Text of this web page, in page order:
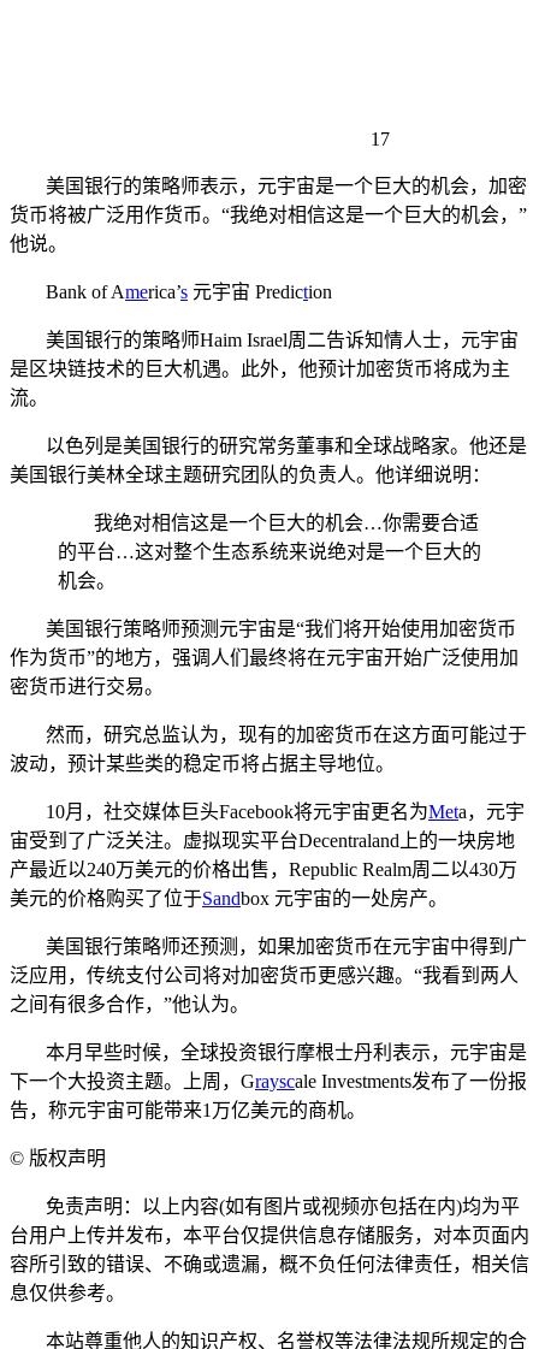
17
美国银行的策略师表示，元宇宙是一个巨大的机会，加密
货币将被广泛用作货币。“我绝对相信这是一个巨大的机会，”
他说。
Bank of America’s 元宇宙 Prediction
美国银行的策略师Haim Israel周二告诉知情人士，元宇宙
是区块链技术的巨大机遇。此外，他预计加密货币将成为主
流。
以色列是美国银行的研究常务董事和全球战略家。他还是
美国银行美林全球主题研究团队的负责人。他详细说明：
我绝对相信这是一个巨大的机会…你需要合适
的平台…这对整个生态系统来说绝对是一个巨大的
机会。
美国银行策略师预测元宇宙是“我们将开始使用加密货币
作为货币”的地方，强调人们最终将在元宇宙开始广泛使用加
密货币进行交易。
然而，研究总监认为，现有的加密货币在这方面可能过于
波动，预计某些类的稳定币将占据主导地位。
10月，社交媒体巨头Facebook将元宇宙更名为Meta，元宇
宙受到了广泛关注。虚拟现实平台Decentraland上的一块房地
产最近以240万美元的价格出售，Republic Realm周二以430万
美元的价格购买了位于Sandbox 元宇宙的一处房产。
美国银行策略师还预测，如果加密货币在元宇宙中得到广
泛应用，传统支付公司将对加密货币更感兴趣。“我看到两人
之间有很多合作，”他认为。
本月早些时候，全球投资银行摩根士丹利表示，元宇宙是
下一个大投资主题。上周，Grayscale Investments发布了一份报
告，称元宇宙可能带来1万亿美元的商机。
© 版权声明
免责声明：以上内容(如有图片或视频亦包括在内)均为平
台用户上传并发布，本平台仅提供信息存储服务，对本页面内
容所引致的错误、不确或遗漏，概不负任何法律责任，相关信
息仅供参考。
本站尊重他人的知识产权、名誉权等法律法规所规定的合